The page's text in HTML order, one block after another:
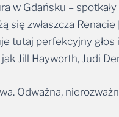
w Gdańsku –
się zwłaszcza
tutaj perfekcyjny
Jill Hayworth, Judi
Odważna,